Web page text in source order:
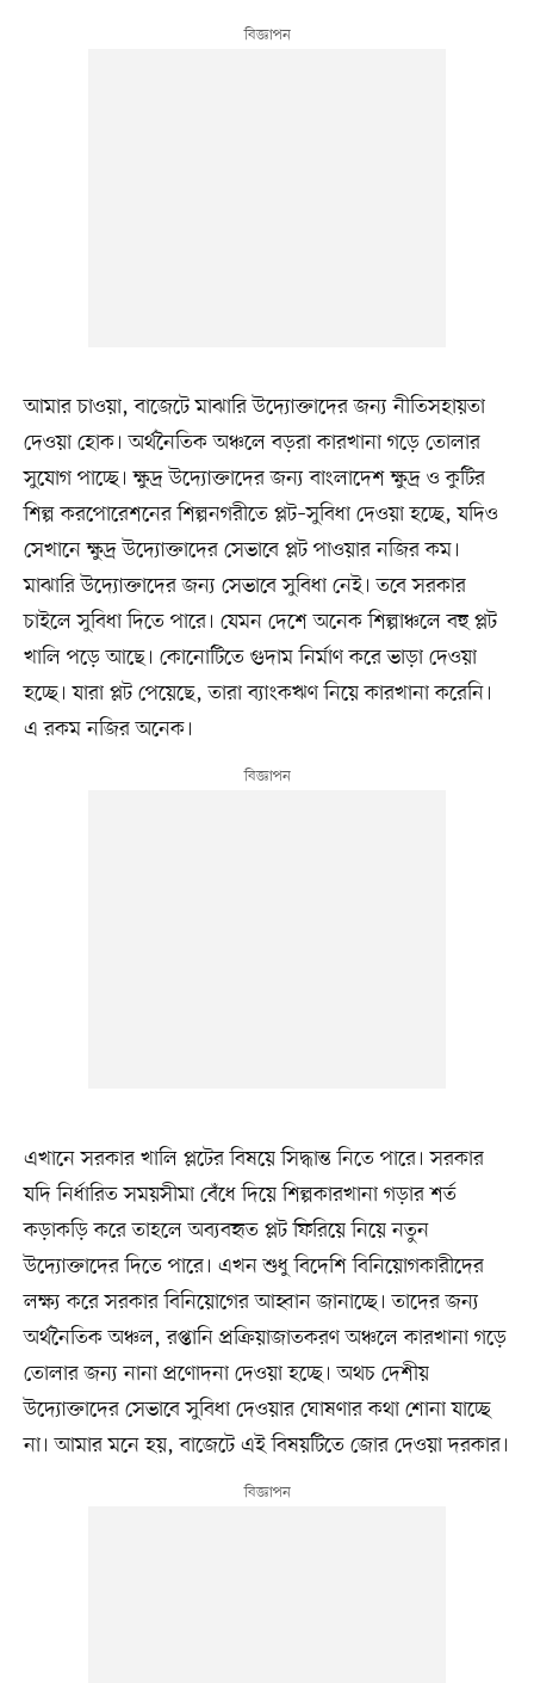
আমার চাওয়া, বাজেটে মাঝারি উদ্যোক্তাদের জন্য নীতিসহায়তা
দেওয়া হোক। অর্থনৈতিক অঞ্চলে বড়রা কারখানা গড়ে তোলার
সুযোগ পাচ্ছে। ক্ষুদ্র উদ্যোক্তাদের জন্য বাংলাদেশ ক্ষুদ্র ও কুটির
শিল্প করপোরেশনের শিল্পনগরীতে প্লট–সুবিধা দেওয়া হচ্ছে, যদিও
সেখানে ক্ষুদ্র উদ্যোক্তাদের সেভাবে প্লট পাওয়ার নজির কম।
মাঝারি উদ্যোক্তাদের জন্য সেভাবে সুবিধা নেই। তবে সরকার
চাইলে সুবিধা দিতে পারে। যেমন দেশে অনেক শিল্পাঞ্চলে বহু প্লট
খালি পড়ে আছে। কোনোটিতে গুদাম নির্মাণ করে ভাড়া দেওয়া
হচ্ছে। যারা প্লট পেয়েছে, তারা ব্যাংকঋণ নিয়ে কারখানা করেনি।
এ রকম নজির অনেক।
এখানে সরকার খালি প্লটের বিষয়ে সিদ্ধান্ত নিতে পারে। সরকার
যদি নির্ধারিত সময়সীমা বেঁধে দিয়ে শিল্পকারখানা গড়ার শর্ত
কড়াকড়ি করে তাহলে অব্যবহৃত প্লট ফিরিয়ে নিয়ে নতুন
উদ্যোক্তাদের দিতে পারে। এখন শুধু বিদেশি বিনিয়োগকারীদের
লক্ষ্য করে সরকার বিনিয়োগের আহ্বান জানাচ্ছে। তাদের জন্য
অর্থনৈতিক অঞ্চল, রপ্তানি প্রক্রিয়াজাতকরণ অঞ্চলে কারখানা গড়ে
তোলার জন্য নানা প্রণোদনা দেওয়া হচ্ছে। অথচ দেশীয়
উদ্যোক্তাদের সেভাবে সুবিধা দেওয়ার ঘোষণার কথা শোনা যাচ্ছে
না। আমার মনে হয়, বাজেটে এই বিষয়টিতে জোর দেওয়া দরকার।